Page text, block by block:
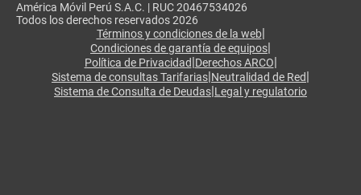
América Móvil Perú S.A.C. | RUC 20467534026
Todos los derechos reservados 2026
Términos y condiciones de la web|
Condiciones de garantía de equipos|
Política de Privacidad|Derechos ARCO|
Sistema de consultas Tarifarias|Neutralidad de Red|
Sistema de Consulta de Deudas|Legal y regulatorio